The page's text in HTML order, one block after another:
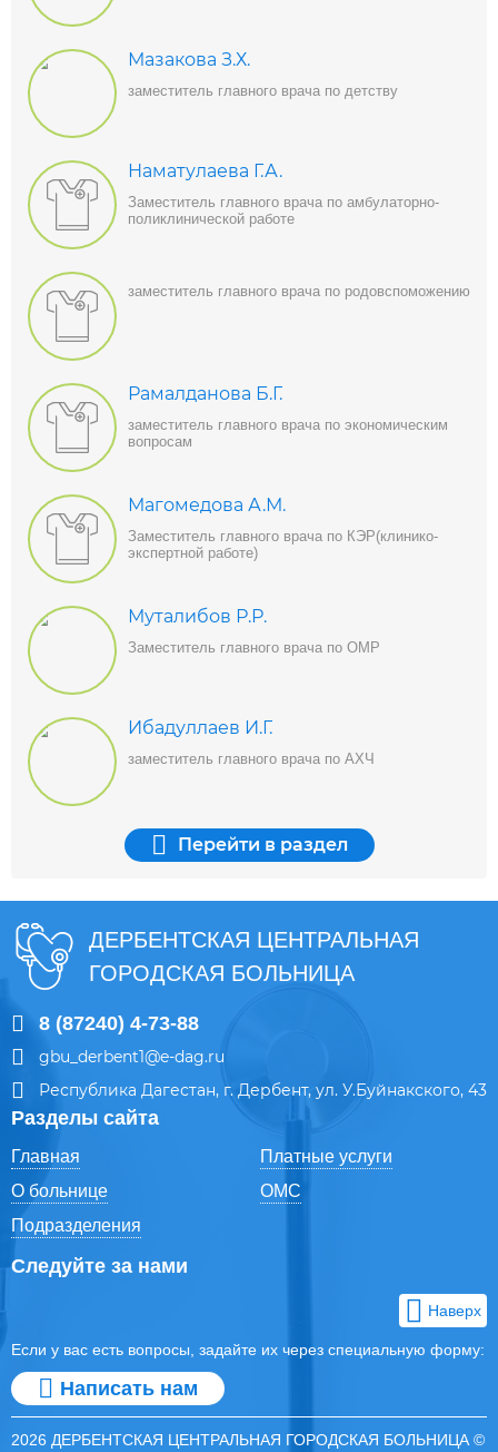
Мазакова З.Х.
заместитель главного врача по детству
Наматулаева Г.А.
Заместитель главного врача по амбулаторно-
поликлинической работе
заместитель главного врача по родовспоможению
Рамалданова Б.Г.
заместитель главного врача по экономическим
вопросам
Магомедова А.М.
Заместитель главного врача по КЭР(клинико-
экспертной работе)
Муталибов Р.Р.
Заместитель главного врача по ОМР
Ибадуллаев И.Г.
заместитель главного врача по АХЧ
Перейти в раздел
ДЕРБЕНТСКАЯ ЦЕНТРАЛЬНАЯ
ГОРОДСКАЯ БОЛЬНИЦА
8 (87240) 4-73-88
gbu_derbent1@e-dag.ru
Республика Дагестан, г. Дербент, ул. У.Буйнакского, 43
Разделы сайта
Главная
Платные услуги
О больнице
ОМС
Подразделения
Следуйте за нами
Наверх
Если у вас есть вопросы, задайте их через специальную форму:
Написать нам
2026 ДЕРБЕНТСКАЯ ЦЕНТРАЛЬНАЯ ГОРОДСКАЯ БОЛЬНИЦА ©